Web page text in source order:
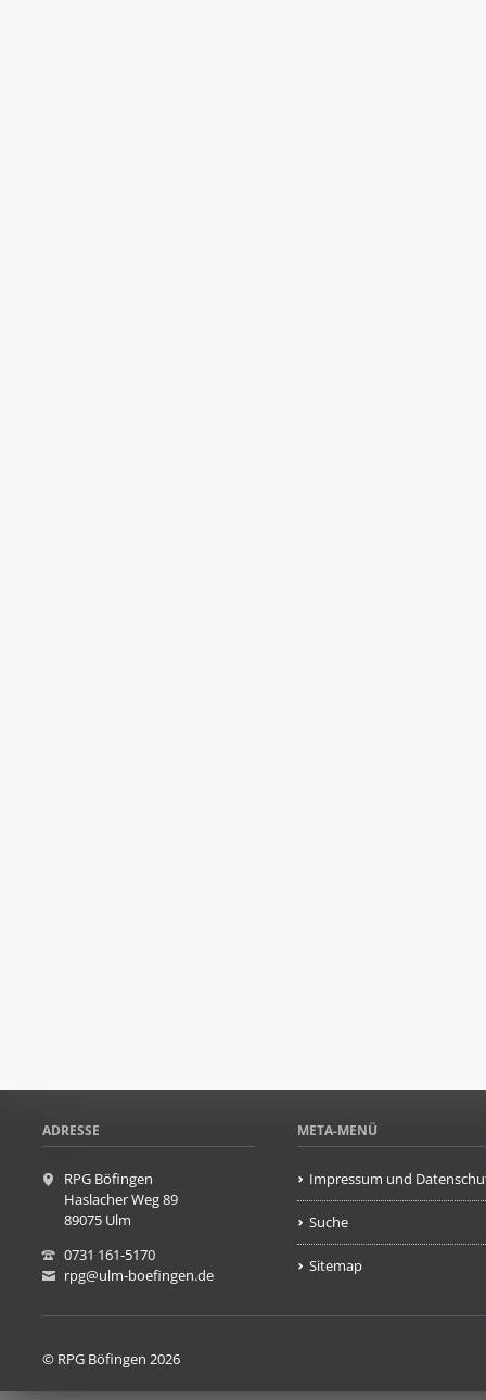
ADRESSE
RPG Böfingen
Haslacher Weg 89
89075 Ulm
0731 161-5170
rpg@ulm-boefingen.de
META-MENÜ
Impressum und
Suche
Sitemap
© RPG Böfingen 2026